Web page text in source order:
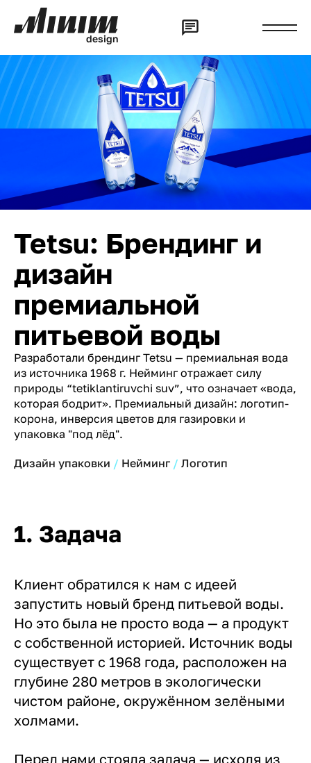
design
Tetsu: Брендинг и
дизайн
премиальной
питьевой воды
Разработали брендинг Tetsu — премиальная вода
из источника 1968 г. Нейминг отражает силу
природы “tetiklantiruvchi suv”, что означает «вода,
которая бодрит». Премиальный дизайн: логотип-
корона, инверсия цветов для газировки и
упаковка "под лёд".
Дизайн упаковки Нейминг Логотип
1. Задача
Клиент обратился к нам с идеей
запустить новый бренд питьевой воды.
Но это была не просто вода — а продукт
с собственной историей. Источник воды
существует с 1968 года, расположен на
глубине 280 метров в экологически
чистом районе, окружённом зелёными
холмами.
Перед нами стояла задача — исходя из